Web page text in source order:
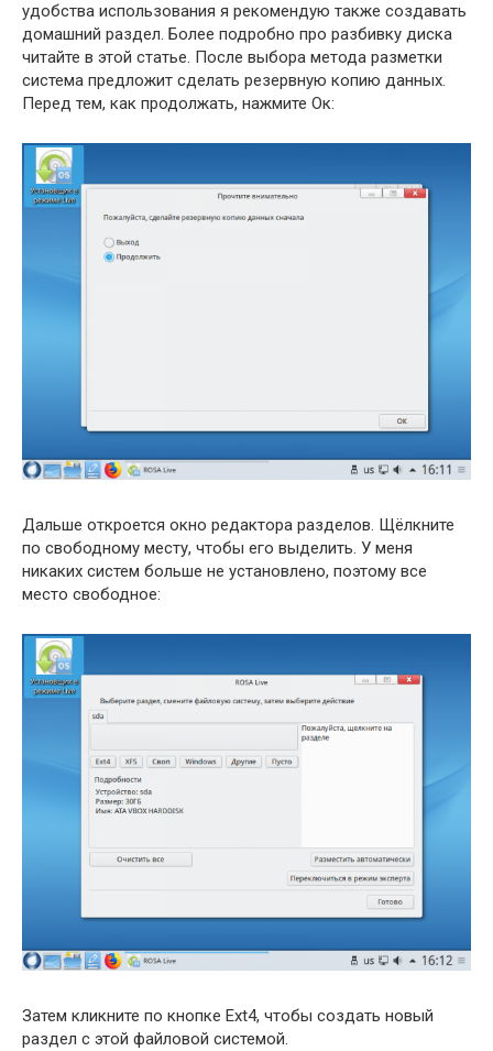
удобства использования я рекомендую также создавать
домашний раздел. Более подробно про разбивку диска
читайте в этой статье. После выбора метода разметки
система предложит сделать резервную копию данных.
Перед тем, как продолжать, нажмите Ок:
Дальше откроется окно редактора разделов. Щёлкните
по свободному месту, чтобы его выделить. У меня
никаких систем больше не установлено, поэтому все
место свободное:
Затем кликните по кнопке Ext4, чтобы создать новый
раздел с этой файловой системой.